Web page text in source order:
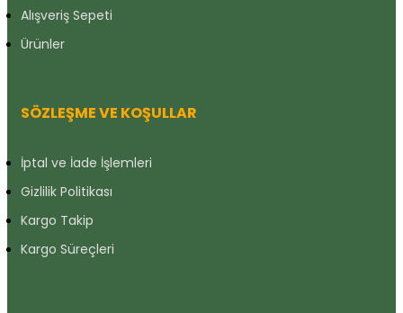
Alışveriş Sepeti
Ürünler
SÖZLEŞME VE KOŞULLAR
İptal ve İade İşlemleri
Gizlilik Politikası
Kargo Takip
Kargo Süreçleri